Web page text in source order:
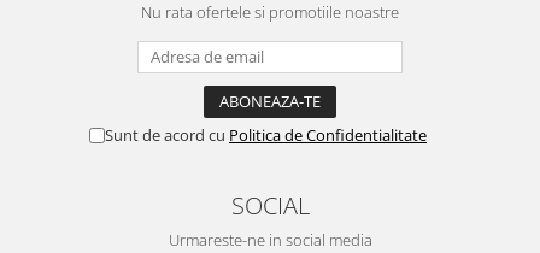
Nu rata ofertele si promotiile noastre
Sunt de acord cu Politica de Confidentialitate
SOCIAL
Urmareste-ne in social media